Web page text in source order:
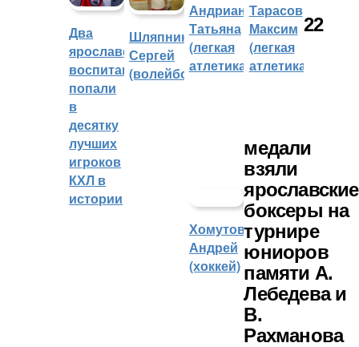
Два
ярославских
воспитанника
попали
в
десятку
лучших
игроков
КХЛ в
истории
Шляпников
Сергей
(волейбол)
Андрианова
Татьяна
(легкая
атлетика)
Тарасов
Максим
(легкая
атлетика)
Хомутов
Андрей
(хоккей)
22
медали
взяли
ярославские
боксеры на
турнире
юниоров
памяти А.
Лебедева и
В.
Рахманова